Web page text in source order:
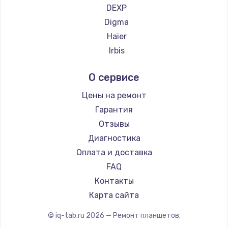
1200 руб.
Заказать
Ремонт платы блока питания
Заказать
Тюнинг динамиков
4900 руб.
Заказать
Ремонт криптомодуля
1100 руб.
Заказать
DEXP
Digma
Haier
Irbis
Microsoft
BlackView
Amazon
Aquarius
Philips
Dell
HP
Getac
ZTE
О сервисе
Цены на ремонт
Гарантия
Отзывы
Диагностика
Оплата и доставка
FAQ
Контакты
Карта сайта
© iq-tab.ru 2026 — Ремонт планшетов.